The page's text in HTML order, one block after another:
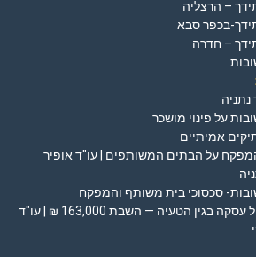
– הרצליה
בכפר סבא
– חדרה
נתניה
על פינוי מושכר
אמיתיים
המפקח על הבתים המשותפים | עו"ד אופיר
סכסוכי בית משותף והמפקח
ניצחון: ביטול עסקה בגין הטעיה — השבת 163,000 ₪ | עו"ד